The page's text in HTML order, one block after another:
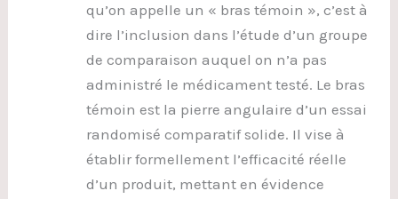
qu’on appelle un « bras témoin », c’est à
dire l’inclusion dans l’étude d’un groupe
de comparaison auquel on n’a pas
administré le médicament testé. Le bras
témoin est la pierre angulaire d’un essai
randomisé comparatif solide. Il vise à
établir formellement l’efficacité réelle
d’un produit, mettant en évidence